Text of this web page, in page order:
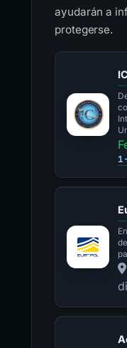
continuación
ayudarán a